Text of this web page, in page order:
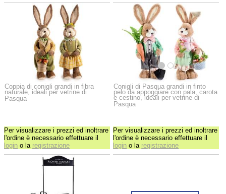
Coppia di conigli grandi in fibra
naturale, ideali per vetrine di
Pasqua
Per visualizzare i prezzi ed inoltrare
l'ordine è necessario effettuare il
login o la registrazione
Conigli di Pasqua grandi in finto
pelo da appoggiare con pala, carota
e cestino, ideali per vetrine di
Pasqua
Per visualizzare i prezzi ed inoltrare
l'ordine è necessario effettuare il
login o la registrazione